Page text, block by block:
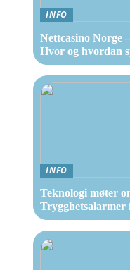
INFO
Nettcasino Norge
Hvor og hvordan
INFO
Teknologi møter
Trygghetsalarmer